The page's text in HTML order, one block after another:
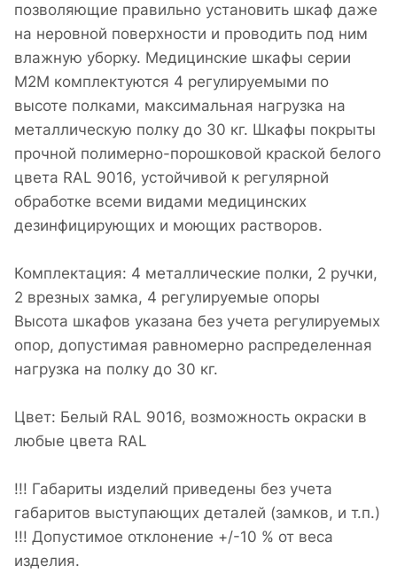
позволяющие правильно установить шкаф даже
на неровной поверхности и проводить под ним
влажную уборку. Медицинские шкафы серии
М2М комплектуются 4 регулируемыми по
высоте полками, максимальная нагрузка на
металлическую полку до 30 кг. Шкафы покрыты
прочной полимерно-порошковой краской белого
цвета RAL 9016, устойчивой к регулярной
обработке всеми видами медицинских
дезинфицирующих и моющих растворов.
Комплектация: 4 металлические полки, 2 ручки,
2 врезных замка, 4 регулируемые опоры
Высота шкафов указана без учета регулируемых
опор, допустимая равномерно распределенная
нагрузка на полку до 30 кг.
Цвет: Белый RAL 9016, возможность окраски в
любые цвета RAL
!!! Габариты изделий приведены без учета
габаритов выступающих деталей (замков, и т.п.)
!!! Допустимое отклонение +/-10 % от веса
изделия.